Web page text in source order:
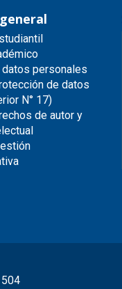
personales
de datos
N° 17)
de autor y